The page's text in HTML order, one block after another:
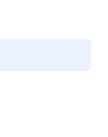
dans un
les